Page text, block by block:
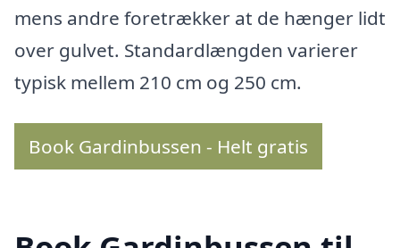
mens andre foretrækker at de hænger lidt
over gulvet. Standardlængden varierer
typisk mellem 210 cm og 250 cm.
Book Gardinbussen - Helt gratis